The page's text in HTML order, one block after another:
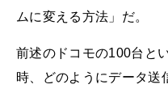
ムに変える方法」だ。
前述のドコモの100台と
時、どのようにデータ送